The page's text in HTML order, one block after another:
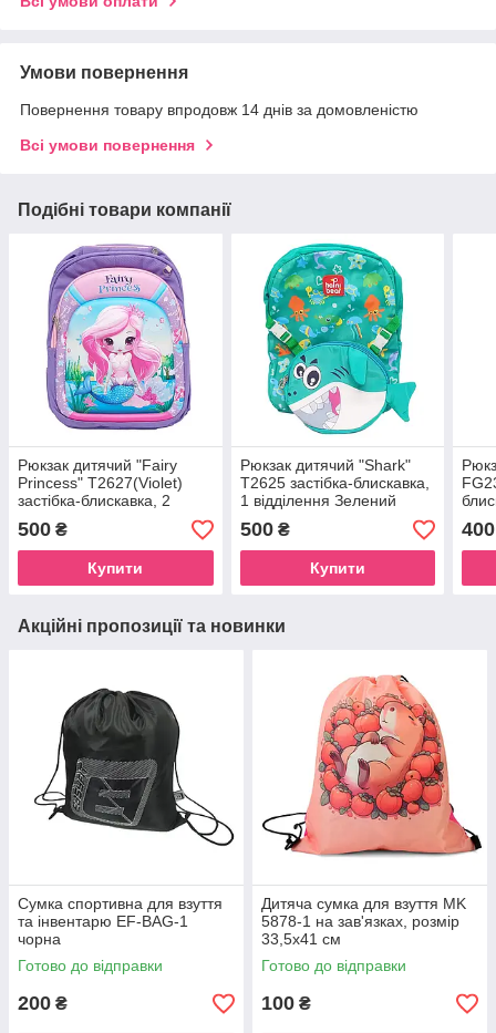
Умови повернення
Повернення товару впродовж 14 днів за домовленістю
Всі умови повернення
Подібні товари компанії
Рюкзак дитячий "Fairy
Princess" T2627(Violet)
застібка-блискавка, 2
відділення
500 ₴
Купити
Рюкзак дитячий "Shark"
T2625 застібка-блискавка,
1 відділення Зелений
500₴
Купити
400
Акційні пропозиції та новинки
Сумка спортивна для взуття
та інвентарю EF-BAG-1
чорна
Готово до відправки
200 ₴
Дитяча сумка для взуття MK
5878-1 на зав'язках, розмір
33,5х41 см
Готово до відправки
100 ₴